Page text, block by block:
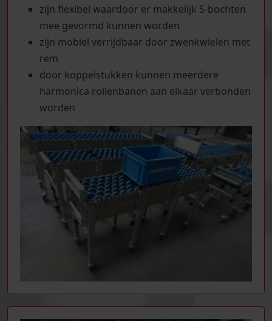
zijn flexibel waardoor er makkelijk S-bochten
mee gevormd kunnen worden
zijn mobiel verrijdbaar door zwenkwielen met
rem
door koppelstukken kunnen meerdere
harmonica rollenbanen aan elkaar verbonden
worden